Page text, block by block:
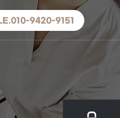
9420-9151